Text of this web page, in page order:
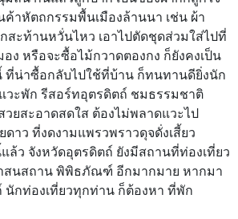
าหัตถกรรมพื้นเมืองล้านนา เช่น ผ้า
สะท้านหวั่นไหว เอาไปตัดชุดส่วมใส่ไปที่
ง หรือจะซื้อไม้กวาดตองกง ก็ยังคงเป็น
ที่น่าซื้อกลับไปใช้ที่บ้าน ก็ทนทานดียิ่งนัก
วะพัก รีสอร์ทอุตรดิตถ์ ชมธรรมชาติ
ยสะอาดสดใส ต้องไม่พลาดแวะไป
าว ที่งดงามแพรวพราวดุจดั่งเสี้ยว
ล้ว จังหวัดอุตรดิตถ์ ยังมีสถานที่ท่องเที่ยว
สนสถาน พิพิธภัณฑ์ อีกมากมาย หากมา
นักท่องเที่ยวทุกท่าน ก็ต้องหา ที่พัก